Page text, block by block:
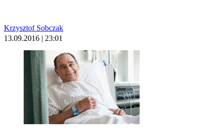
Krzysztof Sobczak
13.09.2016 | 23:01